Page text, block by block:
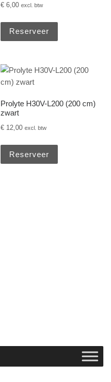
€ 6,00 excl. btw
Reserveer
Prolyte H30V-L200 (200 cm)
zwart
€ 12,00 excl. btw
Reserveer